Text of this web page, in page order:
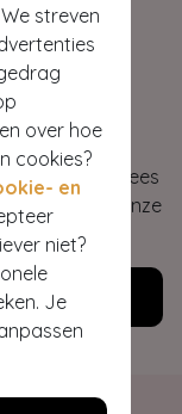
streven
over hoe
cookies?
en
niet?
Je
bestelling? Lees
op met onze
graag!